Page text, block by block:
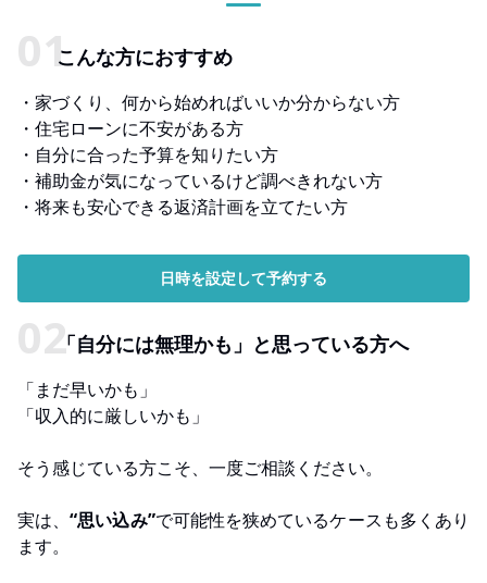
こんな方におすすめ
・家づくり、何から始めればいいか分からない方
・住宅ローンに不安がある方
・自分に合った予算を知りたい方
・補助金が気になっているけど調べきれない方
・将来も安心できる返済計画を立てたい方
日時を設定して予約する
「自分には無理かも」と思っている方へ
「まだ早いかも」
「収入的に厳しいかも」
そう感じている方こそ、一度ご相談ください。
実は、“思い込み”で可能性を狭めているケースも多くあり
ます。